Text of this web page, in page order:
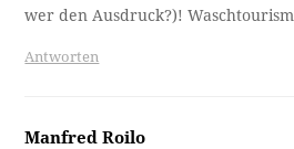
wer den Ausdruck?)!
Antworten
Manfred Roilo